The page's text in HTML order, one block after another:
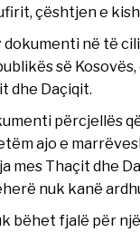
çështjen e
në të
së
dhe Daçiqit.
përcjellës
ajo e
mes Thaçit dhe
nuk kanë
bëhet fjalë për